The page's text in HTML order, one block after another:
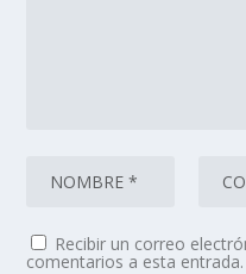
Recibir un correo
comentarios a esta entrada.